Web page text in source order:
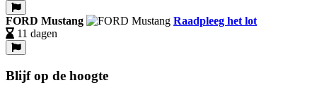
FORD Mustang
Raadpleeg het lot
11 dagen
Blijf op de hoogte